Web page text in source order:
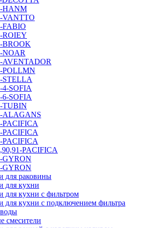
HANM
VANTTO
FABIO
ROIEY
BROOK
NOAR
AVENTADOR
POLLMN
STELLA
4-SOFIA
6-SOFIA
TUBIN
ALAGANS
PACIFICA
PACIFICA
PACIFICA
PACIFICA
GYRON
GYRON
для раковины
для кухни
для кухни с фильтром
для кухни с подключением фильтра
смесители